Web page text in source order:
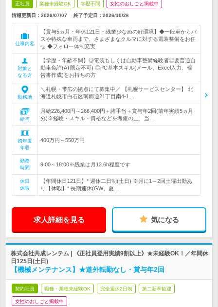
正社員 業種未経験OK 学歴不問 女性のおしごと掲載中
情報更新日：2026/07/07 終了予定日： 2026/10/26
仕事内容
【賞与5ヵ月・年休121日・残業少なめの好環境】◆一般車からバ
スや特殊な車両まで、さまざまなクルマに対する電装整備をお任
せ ◆フォロー体制充実
対象と
なる方
【学歴・年齢不問】◎電装もしくは自動車整備経験者◎要普通自
動車免許(AT限定不可) ◎PC基本スキル(メール、Excel入力、報
告書作成)をお持ちの方
勤務地
＼札幌・帯広の拠点にて募集中／ 【札幌サービスセンター】 北
海道札幌市白石区南郷通21丁目南4-1…
給与
月給226,400円～266,400円＋諸手当＋賞与年2回(前年実績5ヵ月
分)※経験・スキル・資格などを考慮の上、当…
初年度
年収
400万円～550万円
勤務
時間
9:00～18:00※残業は月12.6h程度です
休日
休暇
【年間休日121日】* 週休二日制(土日) ※月に1～2回土曜出勤あ
り【休暇】* 長期連休(GW、夏…
求人詳細を見る 気になる
株式会社共成レンテム | 《正社員登用実績9割以上》★未経験OK！／年間休
日125日(土日)
【機械メンテナンス】★道外転勤なし・賞与年2回
契約社員 職種・業種未経験OK 完全週休2日制 第二新卒歓迎
女性のおしごと掲載中